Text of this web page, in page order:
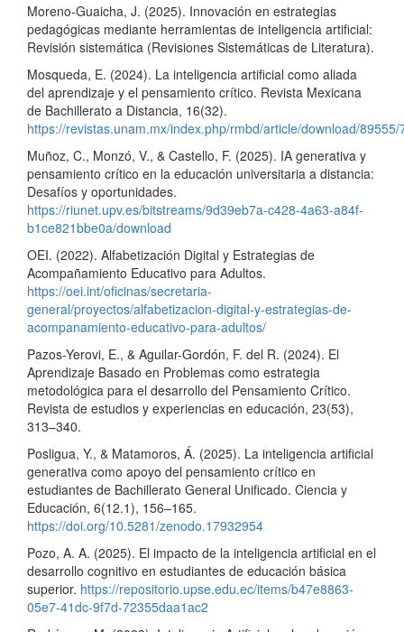
Moreno-Guaicha, J. (2025). Innovación en estrategias
pedagógicas mediante herramientas de inteligencia artificial:
Revisión sistemática (Revisiones Sistemáticas de Literatura).
Mosqueda, E. (2024). La inteligencia artificial como aliada
del aprendizaje y el pensamiento crítico. Revista Mexicana
de Bachillerato a Distancia, 16(32).
https://revistas.unam.mx/index.php/rmbd/article/download/
Muñoz, C., Monzó, V., & Castello, F. (2025). IA generativa y
pensamiento crítico en la educación universitaria a distancia:
Desafíos y oportunidades.
https://riunet.upv.es/bitstreams/9d39eb7a-c428-4a63-a84f-
b1ce821bbe0a/download
OEI. (2022). Alfabetización Digital y Estrategias de
Acompañamiento Educativo para Adultos.
https://oei.int/oficinas/secretaria-
general/proyectos/alfabetizacion-digital-y-estrategias-de-
acompanamiento-educativo-para-adultos/
Pazos-Yerovi, E., & Aguilar-Gordón, F. del R. (2024). El
Aprendizaje Basado en Problemas como estrategia
metodológica para el desarrollo del Pensamiento Crítico.
Revista de estudios y experiencias en educación, 23(53),
313–340.
Posligua, Y., & Matamoros, Á. (2025). La inteligencia artificial
generativa como apoyo del pensamiento crítico en
estudiantes de Bachillerato General Unificado. Ciencia y
Educación, 6(12.1), 156–165.
https://doi.org/10.5281/zenodo.17932954
Pozo, A. A. (2025). El impacto de la inteligencia artificial en el
desarrollo cognitivo en estudiantes de educación básica
superior. https://repositorio.upse.edu.ec/items/b47e8863-
05e7-41dc-9f7d-72355daa1ac2